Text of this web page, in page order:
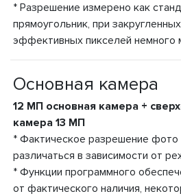
* Разрешение измерено как
прямоугольник, при
эффективных пикселей немного
Основная камера
12 МП основная камера +
камера 13 МП
* Фактическое разрешение
различаться в зависимости от
* Функции программного
от фактического наличия,